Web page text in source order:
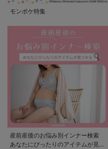
モンポケ特集
産前産後のお悩み別インナー検索
あなたにぴったりのアイテムが見つ